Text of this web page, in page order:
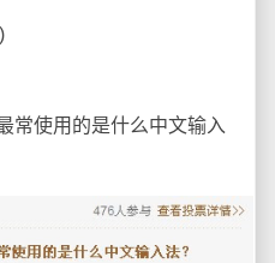
使用的是什么中文输入